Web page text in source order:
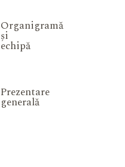
Organigramă
și
echipă
Prezentare
generală